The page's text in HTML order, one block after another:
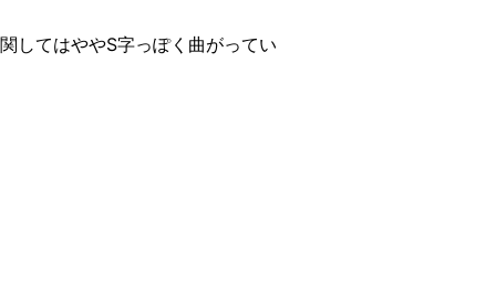
してはややS字っぽく曲がってい